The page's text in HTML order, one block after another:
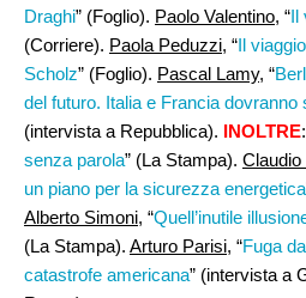
Draghi” (Foglio). Paolo Valentino, “Il
(Corriere). Paola Peduzzi, “Il
Scholz” (Foglio). Pascal Lamy, “
del futuro. Italia e Francia dovranno
(intervista a Repubblica). INOLTRE:
senza parola” (La Stampa).
un piano per la sicurezza energetica
Alberto Simoni, “Quell’inutile
(La Stampa). Arturo Parisi, “Fuga
catastrofe americana” (intervista a